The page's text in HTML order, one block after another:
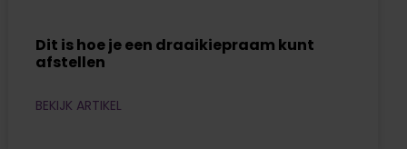
Dit is hoe je een draaikiepraam kunt
afstellen
BEKIJK ARTIKEL